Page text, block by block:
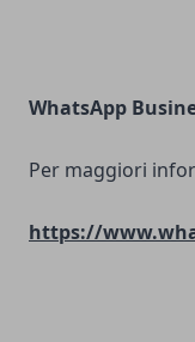
WhatsApp
Per maggiori
https://